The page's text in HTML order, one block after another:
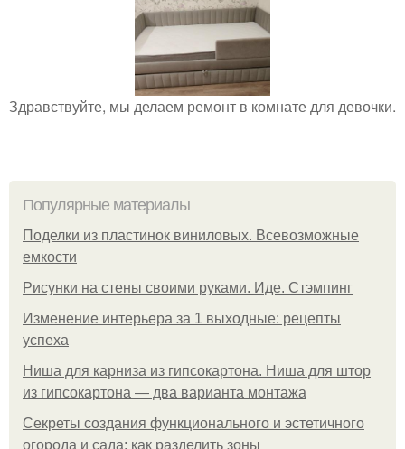
Здравствуйте, мы делаем ремонт в комнате для девочки.
Популярные материалы
Поделки из пластинок виниловых. Всевозможные
емкости
Рисунки на стены своими руками. Иде. Стэмпинг
Изменение интерьера за 1 выходные: рецепты
успеха
Ниша для карниза из гипсокартона. Ниша для штор
из гипсокартона — два варианта монтажа
Секреты создания функционального и эстетичного
огорода и сада: как разделить зоны